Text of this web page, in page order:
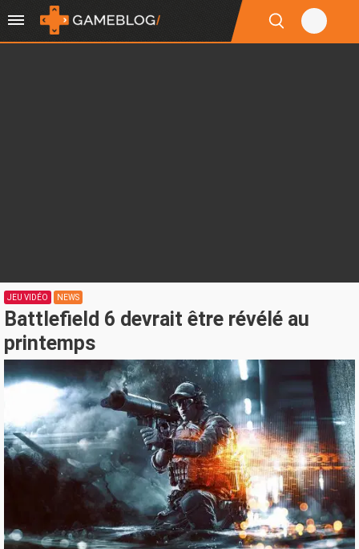
JEU VIDÉO NEWS
Battlefield 6 devrait être révélé au
printemps